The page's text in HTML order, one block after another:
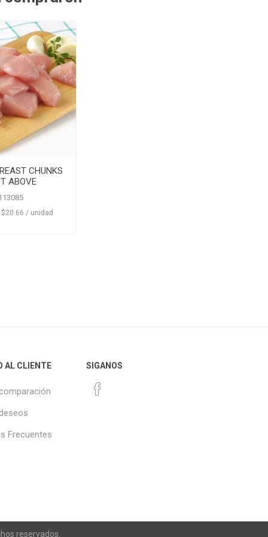
CHUNKS
ABOVE
‏‏‎ ‎‏‏‎ ‎$20.66 / unidad
AL CLIENTE
Frecuentes
SIGANOS
reservados.